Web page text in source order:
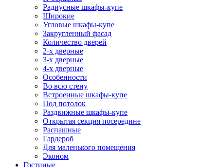
Радиусные шкафы-купе
Широкие
Угловые шкафы-купе
Закругленный фасад
Количество дверей
2-х дверные
3-х дверные
4-х дверные
Особенности
Во всю стену
Встроенные шкафы-купе
Под потолок
Раздвижные шкафы-купе
Открытая секция посередине
Распашные
Гардероб
Для маленького помещения
Эконом
Гостиные